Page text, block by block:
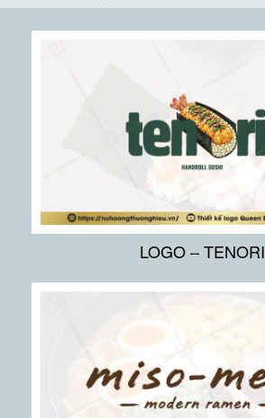
LOGO – TENORI